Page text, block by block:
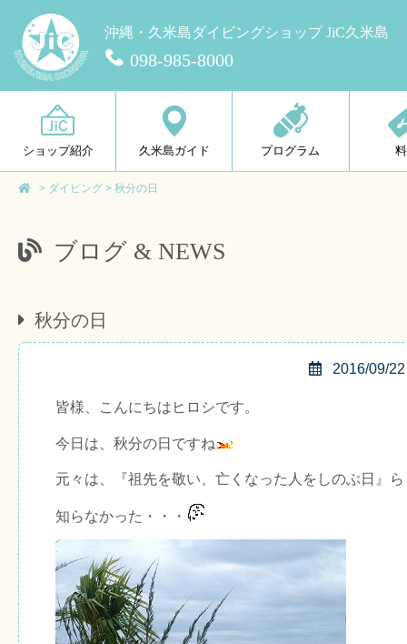
沖縄・久米島ダイビングショップ JiC久米島
098-985-8000
ショップ紹介 久米島ガイド プログラム
> ダイビング > 秋分の日
ブログ & NEWS
秋分の日
2016/09/22
皆様、こんにちはヒロシです。
今日は、秋分の日ですね
元々は、『祖先を敬い、亡くなった人をしのぶ日』
知らなかった・・・